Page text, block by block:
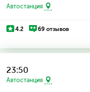
Автостанция
4.2 69 отзывов
23:50
Автостанция